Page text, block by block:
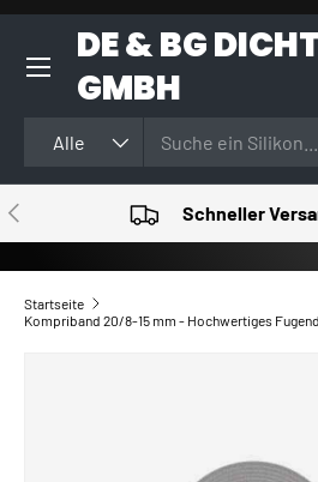
DIREKT ZUM INHALT
DE & BG
GMBH
Alle
VORHERIGE Schneller
Startseite
Kompriband 20/8-15 mm - Hochwertiges